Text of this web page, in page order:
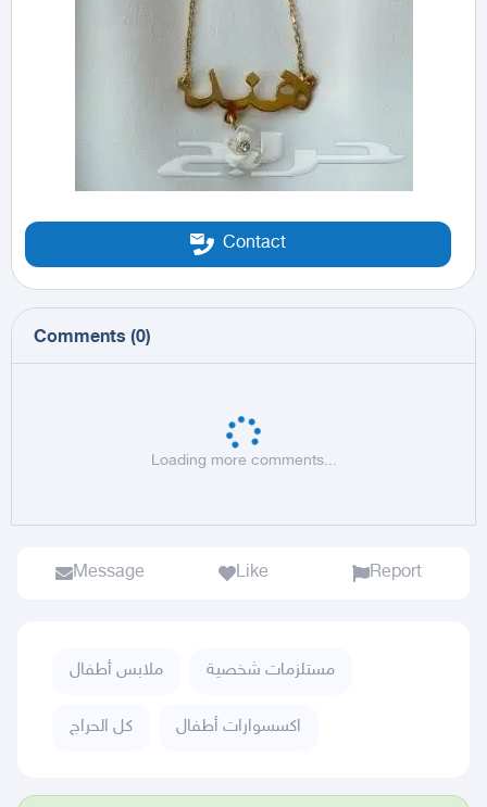
Contact
Comments (0)
Loading more comments...
Message Like Report
ملابس أطفال مستلزمات شخصية
كل الحراج اكسسوارات أطفال